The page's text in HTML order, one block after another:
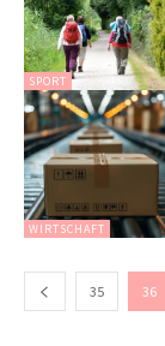
SPORT
WIRTSCHAFT
35 36